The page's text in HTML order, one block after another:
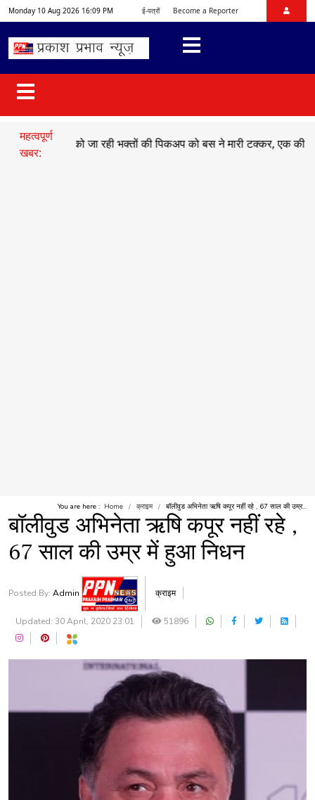
Monday 10 Aug 2026 16:09 PM ई-पत्रों Become a Reporter
महत्वपूर्ण
खबर:
को जा रही भक्तों की पिकअप को बस ने मारी टक्कर, एक की मौत दर्जनों
You are here : Home क्राइम बॉलीवुड अभिनेता ऋषि कपूर नहीं रहे , 67 साल की उम्र...
बॉलीवुड अभिनेता ऋषि कपूर नहीं रहे ,
67 साल की उम्र में हुआ निधन
Posted By: Admin क्राइम
Updated: 30 April, 2020 23:01 51896